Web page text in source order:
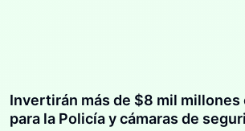
Invertirán más de $8 mil
para la Policía y cámaras de